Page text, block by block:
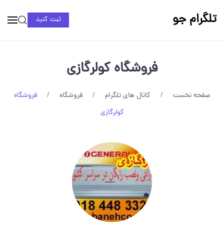
تلگرام جو ثبت کنید
فروشگاه کولرگازی
صفحه نخست کانال های تلگرام فروشگاه
فروشگاه
کولرگازی